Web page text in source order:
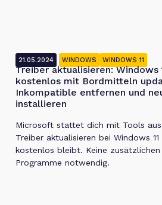
21.05.2024 WINDOWS WINDOWS 11
Treiber aktualisieren: Windows
kostenlos mit Bordmitteln
Inkompatible entfernen und
installieren
Microsoft stattet dich mit Tools
Treiber aktualisieren bei Windows 11
kostenlos bleibt. Keine zusätzlichen
Programme notwendig.